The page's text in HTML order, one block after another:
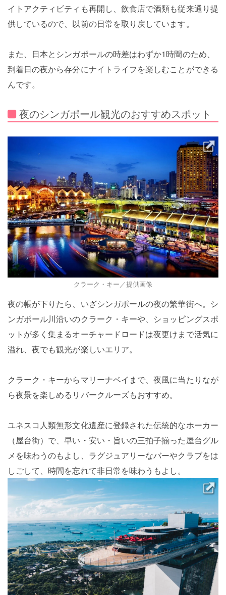
イトアクティビティも再開し、飲食店で酒類も従来通り提
供しているので、以前の日常を取り戻しています。
また、日本とシンガポールの時差はわずか1時間のため、
到着日の夜から存分にナイトライフを楽しむことができる
んです。
夜のシンガポール観光のおすすめスポット
クラーク・キー／提供画像
夜の帳が下りたら、いざシンガポールの夜の繁華街へ。シ
ンガポール川沿いのクラーク・キーや、ショッピングスポ
ットが多く集まるオーチャードロードは夜更けまで活気に
溢れ、夜でも観光が楽しいエリア。
クラーク・キーからマリーナベイまで、夜風に当たりなが
ら夜景を楽しめるリバークルーズもおすすめ。
ユネスコ人類無形文化遺産に登録された伝統的なホーカー
（屋台街）で、早い・安い・旨いの三拍子揃った屋台グル
メを味わうのもよし、ラグジュアリーなバーやクラブをは
しごして、時間を忘れて非日常を味わうもよし。